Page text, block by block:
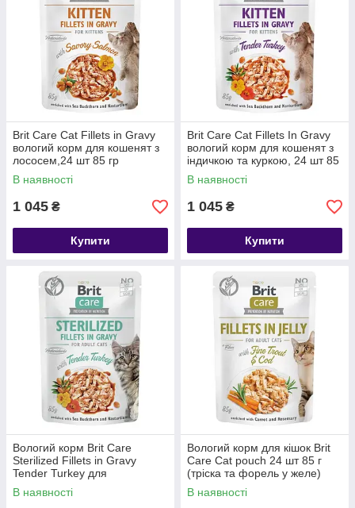
Brit Care Cat Fillets in Gravy
вологий корм для кошенят з
лососем,24 шт 85 гр
В наявності
1 045 ₴
Купити
Brit Care Cat Fillets In Gravy
вологий корм для кошенят з
індичкою та куркою, 24 шт 85
гр
В наявності
1 045 ₴
Купити
Вологий корм Brit Care
Sterilized Fillets in Gravy
Tender Turkey для
стерилізованих котів, філе в
соусі, індичка, 24 шт 85 г
В наявності
Вологий корм для кішок Brit
Care Cat pouch 24 шт 85 г
(тріска та форель у желе)
В наявності